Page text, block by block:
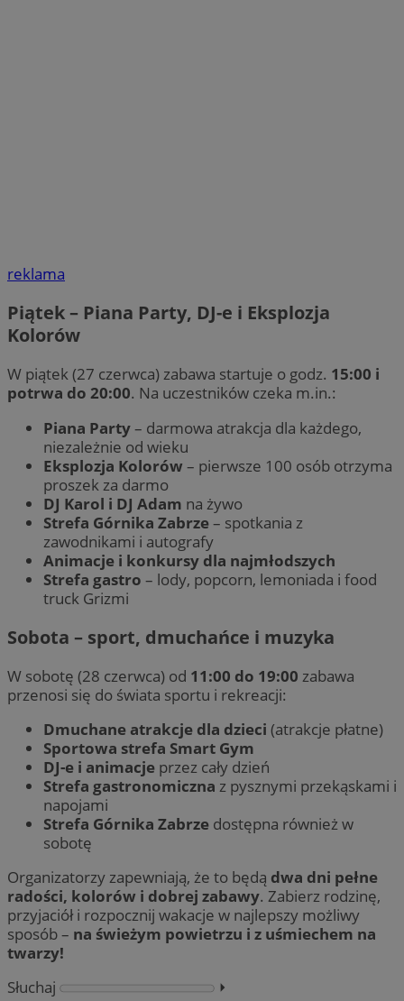
reklama
Piątek – Piana Party, DJ-e i Eksplozja
Kolorów
W piątek (27 czerwca) zabawa startuje o godz. 15:00 i
potrwa do 20:00. Na uczestników czeka m.in.:
Piana Party– darmowa atrakcja dla każdego,
niezależnie od wieku
Eksplozja Kolorów – pierwsze 100 osób otrzyma
proszek za darmo
DJ Karol i DJ Adam na żywo
Strefa Górnika Zabrze– spotkania z
zawodnikami i autografy
Animacje i konkursy dla najmłodszych
Strefa gastro – lody, popcorn, lemoniada i food
truck Grizmi
Sobota – sport, dmuchańce i muzyka
W sobotę (28 czerwca) od 11:00 do 19:00 zabawa
przenosi się do świata sportu i rekreacji:
Dmuchane atrakcje dla dzieci (atrakcje płatne)
Sportowa strefa Smart Gym
DJ-e i animacje przez cały dzień
Strefa gastronomiczna z pysznymi przekąskami i
napojami
Strefa Górnika Zabrze dostępna również w
sobotę
Organizatorzy zapewniają, że to będą dwa dni pełne
radości, kolorów i dobrej zabawy. Zabierz rodzinę,
przyjaciół i rozpocznij wakacje w najlepszy możliwy
sposób – na świeżym powietrzu i z uśmiechem na
twarzy!
Słuchaj
⏵︎